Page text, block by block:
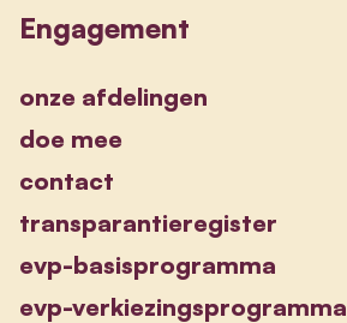
Engagement
onze afdelingen
doe mee
contact
transparantieregister
evp-basisprogramma
evp-verkiezingsprogramma